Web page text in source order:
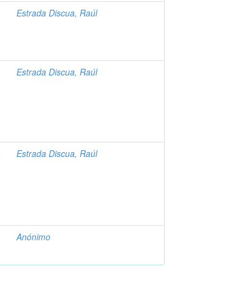
Estrada Discua, Raúl
Estrada Discua, Raúl
Estrada Discua, Raúl
Anónimo